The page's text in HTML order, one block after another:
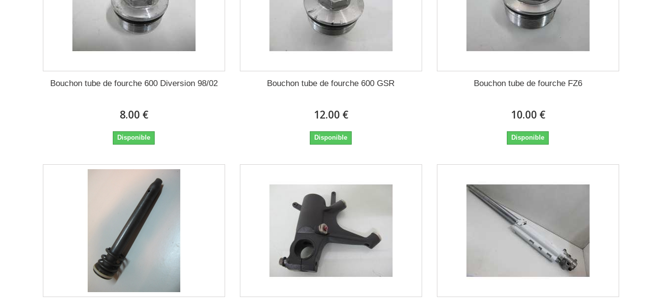
Bouchon tube de fourche 600 Diversion 98/02
8.00 €
Disponible
Bouchon tube de fourche 600 GSR
12.00 €
Disponible
Bouchon tube de fourche FZ6
10.00 €
Disponible